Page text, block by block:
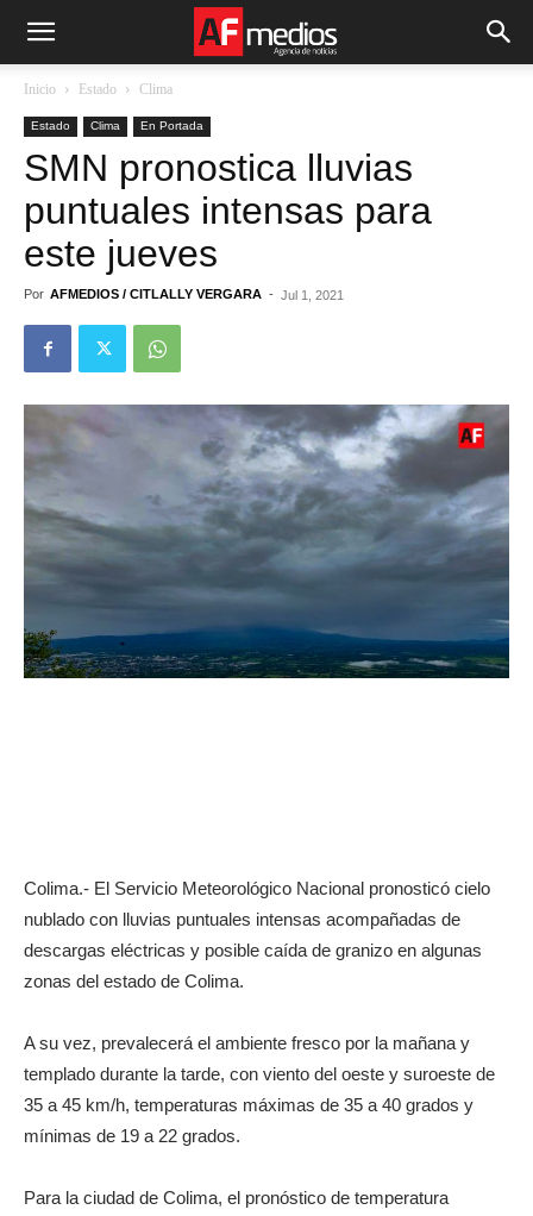
Inicio Estado Clima
Estado Clima En Portada
SMN pronostica lluvias
puntuales intensas para
este jueves
Por AFMEDIOS / CITLALLY VERGARA - Jul 1, 2021
Colima.- El Servicio Meteorológico Nacional pronosticó cielo
nublado con lluvias puntuales intensas acompañadas de
descargas eléctricas y posible caída de granizo en algunas
zonas del estado de Colima.
A su vez, prevalecerá el ambiente fresco por la mañana y
templado durante la tarde, con viento del oeste y suroeste de
35 a 45 km/h, temperaturas máximas de 35 a 40 grados y
mínimas de 19 a 22 grados.
Para la ciudad de Colima, el pronóstico de temperatura